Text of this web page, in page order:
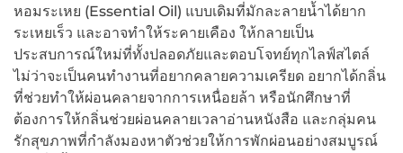
หอมระเหย (Essential Oil) แบบเดิมที่มักละลายน้ำได้ยาก
ระเหยเร็ว และอาจทำให้ระคายเคือง ให้กลายเป็น
ประสบการณ์ใหม่ที่ทั้งปลอดภัยและตอบโจทย์ทุกไลฟ์สไตล์
ไม่ว่าจะเป็นคนทำงานที่อยากคลายความเครียด อยากได้กลิ่น
ที่ช่วยทำให้ผ่อนคลายจากการเหนื่อยล้า หรือนักศึกษาที่
ต้องการให้กลิ่นช่วยผ่อนคลายเวลาอ่านหนังสือ และกลุ่มคน
รักสุขภาพที่กำลังมองหาตัวช่วยให้การพักผ่อนอย่างสมบูรณ์